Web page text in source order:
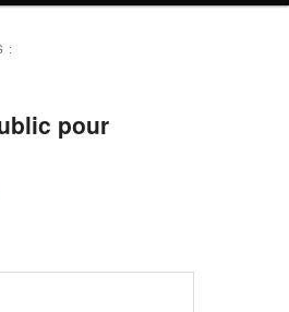
:
pour